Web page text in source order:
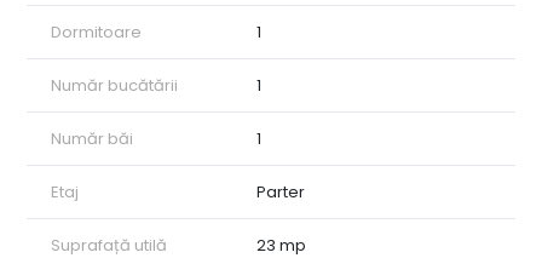
Dormitoare 1
Număr bucătării 1
Număr băi 1
Etaj Parter
Suprafață utilă 23 mp